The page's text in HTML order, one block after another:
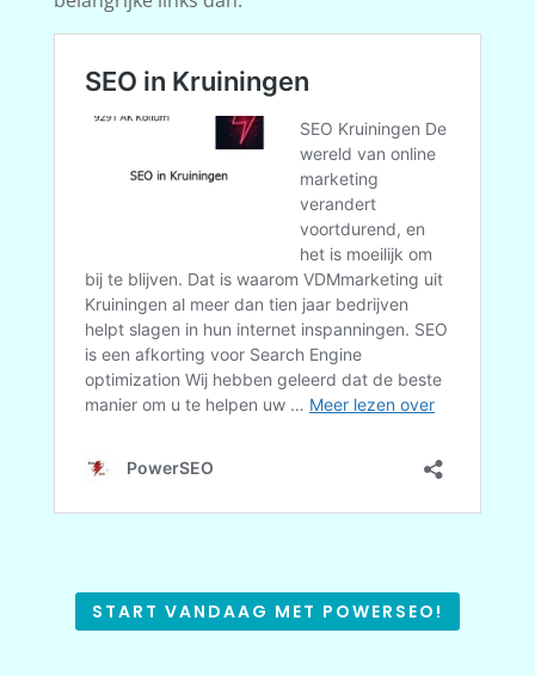
START VANDAAG MET POWERSEO!